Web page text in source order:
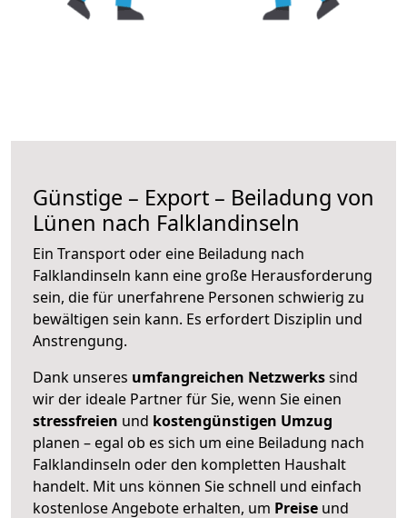
Günstige – Export – Beiladung von
Lünen nach Falklandinseln
Ein Transport oder eine Beiladung nach
Falklandinseln kann eine große Herausforderung
sein, die für unerfahrene Personen schwierig zu
bewältigen sein kann. Es erfordert Disziplin und
Anstrengung.
Dank unseres umfangreichen Netzwerkssind
wir der ideale Partner für Sie, wenn Sie einen
stressfreien und kostengünstigen Umzug
planen – egal ob es sich um eine Beiladung nach
Falklandinseln oder den kompletten Haushalt
handelt. Mit uns können Sie schnell und einfach
kostenlose Angebote erhalten, um Preise und